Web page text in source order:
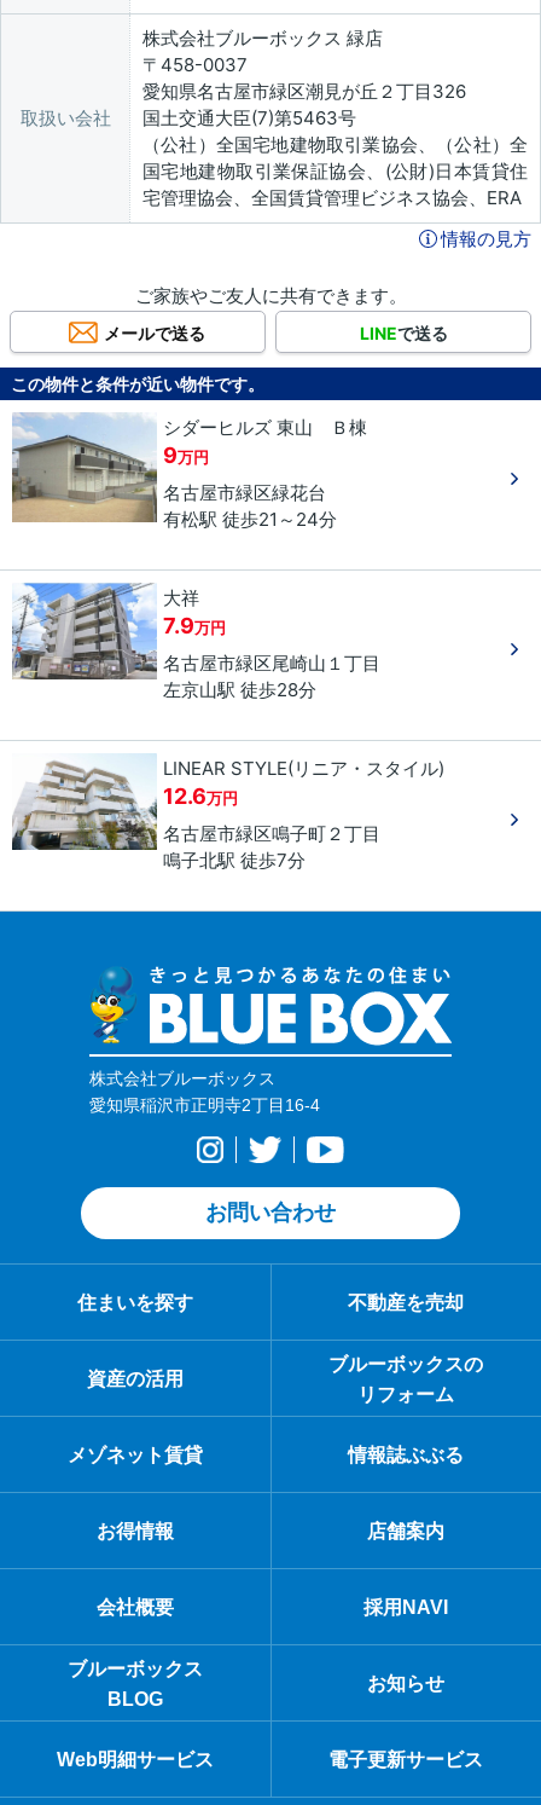
取扱い会社
株式会社ブルーボックス 緑店
〒458-0037
愛知県名古屋市緑区潮見が丘２丁目326
国土交通大臣(7)第5463号
（公社）全国宅地建物取引業協会、（公社）全
国宅地建物取引業保証協会、(公財)日本賃貸住
宅管理協会、全国賃貸管理ビジネス協会、ERA
情報の見方
ご家族やご友人に共有できます。
メールで送る LINEで送る
この物件と条件が近い物件です。
シダーヒルズ 東山 Ｂ棟
9万円
名古屋市緑区緑花台
有松駅 徒歩21～24分
大祥
7.9万円
名古屋市緑区尾崎山 １丁目
左京山駅 徒歩28分
LINEAR STYLE(リニア・スタイル)
12.6万円
名古屋市緑区鳴子町２丁目
鳴子北駅 徒歩7分
株式会社ブルーボックス
愛知県稲沢市正明寺2丁目16-4
お問い合わせ
住まいを探す 不動産を売却
資産の活用
ブルーボックスの
リフォーム
メゾネット賃貸 情報誌ぶぶる
お得情報 店舗案内
会社概要 採用NAVI
ブルーボックス
BLOG
お知らせ
Web明細サービス 電子更新サービス